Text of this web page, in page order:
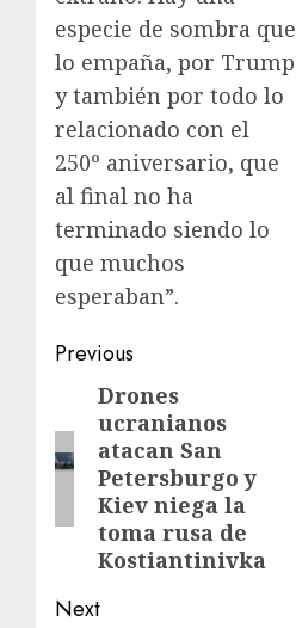
especie de sombra que
lo empaña, por Trump
y también por todo lo
relacionado con el
250º aniversario, que
al final no ha
terminado siendo lo
que muchos
esperaban”.
Previous
Drones
ucranianos
atacan San
Petersburgo y
Kiev niega la
toma rusa de
Kostiantinivka
Next